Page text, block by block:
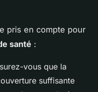
pris en compte pour
santé :
vous que la
suffisante